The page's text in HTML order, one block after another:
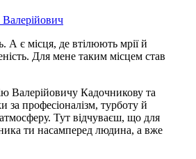
Валерійович
А є місця, де втілюють мрії й
Для мене таким місцем став
Валерійовичу Кадочникову та
за професіоналізм, турботу й
Тут відчуваєш, що для
ти насамперед людина, а вже